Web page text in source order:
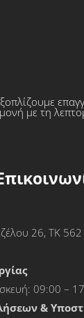
με τη
26, ΤΚ
09:00 –
&